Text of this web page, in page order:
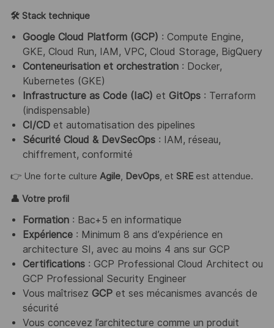
🛠️ Stack technique
Google Cloud Platform (GCP) : Compute Engine,
GKE, Cloud Run, IAM, VPC, Cloud Storage, BigQuery
Conteneurisation et orchestration: Docker,
Kubernetes (GKE)
Infrastructure as Code (IaC) et GitOps: Terraform
(indispensable)
CI/CDet automatisation des pipelines
Sécurité Cloud & DevSecOps: IAM, réseau,
chiffrement, conformité
👉 Une forte culture Agile, DevOps, et SREest attendue.
👤 Votre profil
Formation: Bac+5 en informatique
Expérience: Minimum 8 ans d’expérience en
architecture SI, avec au moins 4 ans sur GCP
Certifications: GCP Professional Cloud Architect ou
GCP Professional Security Engineer
Vous maîtrisez GCPet ses mécanismes avancés de
sécurité
Vous concevez l’architecture comme un produit